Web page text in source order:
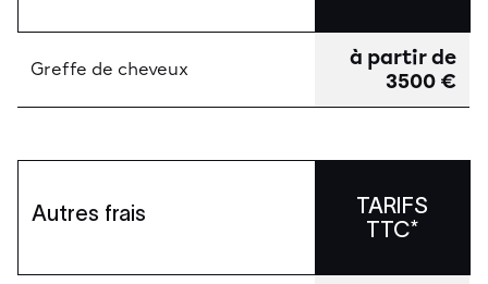
Greffe de cheveux
à partir de
3500 €
Autres frais
TARIFS
TTC*